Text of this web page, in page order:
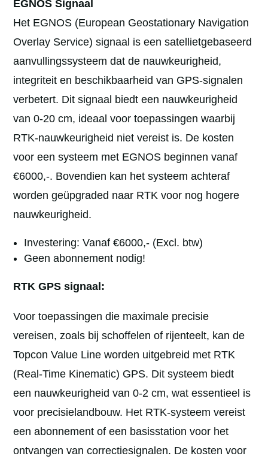
EGNOS Signaal
Het EGNOS (European Geostationary Navigation
Overlay Service) signaal is een satellietgebaseerd
aanvullingssysteem dat de nauwkeurigheid,
integriteit en beschikbaarheid van GPS-signalen
verbetert. Dit signaal biedt een nauwkeurigheid
van 0-20 cm, ideaal voor toepassingen waarbij
RTK-nauwkeurigheid niet vereist is. De kosten
voor een systeem met EGNOS beginnen vanaf
€6000,-. Bovendien kan het systeem achteraf
worden geüpgraded naar RTK voor nog hogere
nauwkeurigheid.
Investering: Vanaf €6000,- (Excl. btw)
Geen abonnement nodig!
RTK GPS signaal:
Voor toepassingen die maximale precisie
vereisen, zoals bij schoffelen of rijenteelt, kan de
Topcon Value Line worden uitgebreid met RTK
(Real-Time Kinematic) GPS. Dit systeem biedt
een nauwkeurigheid van 0-2 cm, wat essentieel is
voor precisielandbouw. Het RTK-systeem vereist
een abonnement of een basisstation voor het
ontvangen van correctiesignalen. De kosten voor